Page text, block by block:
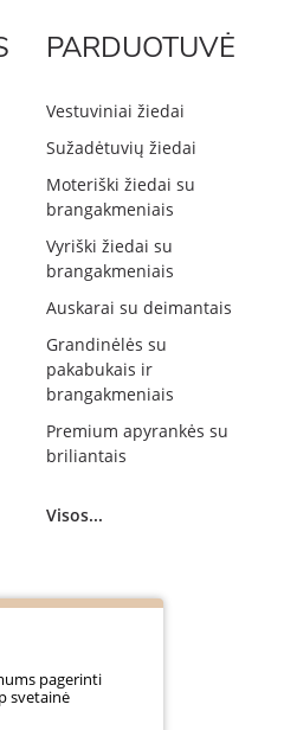
PARDUOTUVĖ
Vestuviniai žiedai
Sužadėtuvių žiedai
Moteriški žiedai su
brangakmeniais
Vyriški žiedai su
brangakmeniais
Auskarai su deimantais
Grandinėlės su
pakabukais ir
brangakmeniais
Premium apyrankės su
briliantais
Visos...
pagerinti
svetainė